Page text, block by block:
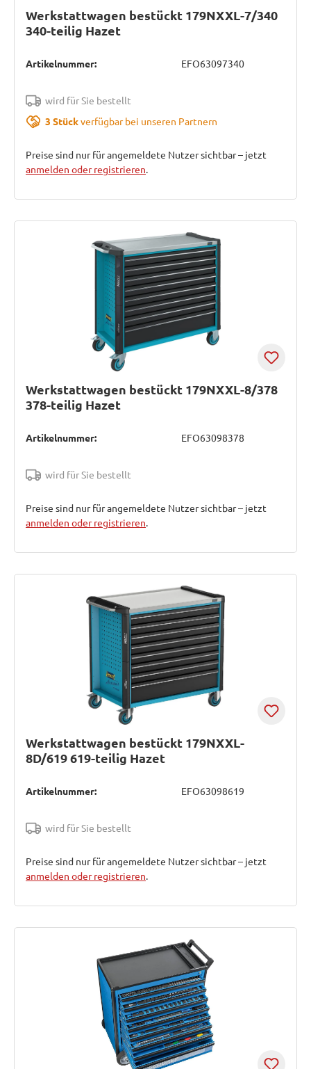
Werkstattwagen bestückt 179NXXL-7/340
340-teilig Hazet
Artikelnummer: EFO63097340
wird für Sie bestellt
3 Stückverfügbar bei unseren Partnern
Preise sind nur für angemeldete Nutzer sichtbar – jetzt
anmelden oder registrieren.
Werkstattwagen bestückt 179NXXL-8/378
378-teilig Hazet
Artikelnummer: EFO63098378
wird für Sie bestellt
Preise sind nur für angemeldete Nutzer sichtbar – jetzt
anmelden oder registrieren.
Werkstattwagen bestückt 179NXXL-
8D/619 619-teilig Hazet
Artikelnummer: EFO63098619
wird für Sie bestellt
Preise sind nur für angemeldete Nutzer sichtbar – jetzt
anmelden oder registrieren.